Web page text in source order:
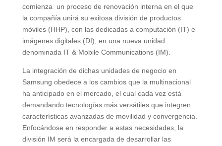
comienza un proceso de renovación interna en el que
la compañía unirá su exitosa división de productos
móviles (HHP), con las dedicadas a computación (IT) e
imágenes digitales (DI), en una nueva unidad
denominada IT & Mobile Communications (IM).
La integración de dichas unidades de negocio en
Samsung obedece a los cambios que la multinacional
ha anticipado en el mercado, el cual cada vez está
demandando tecnologías más versátiles que integren
características avanzadas de movilidad y convergencia.
Enfocándose en responder a estas necesidades, la
división IM será la encargada de desarrollar las